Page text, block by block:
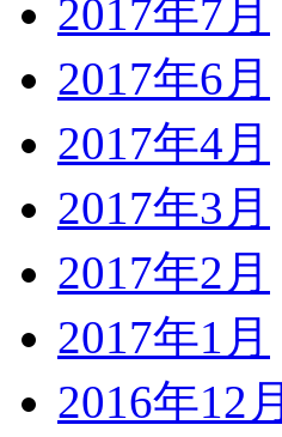
2017年7月
2017年6月
2017年4月
2017年3月
2017年2月
2017年1月
2016年12月